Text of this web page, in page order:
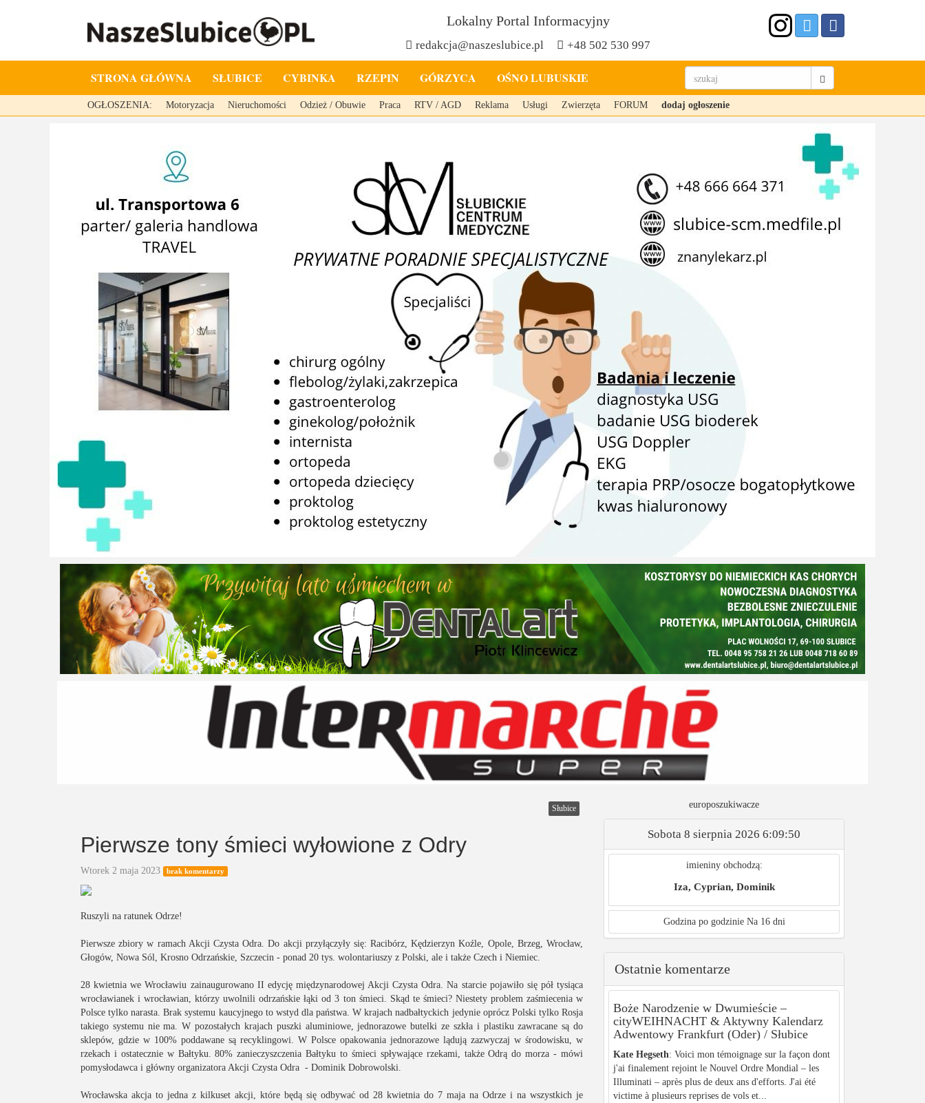
Lokalny Portal Informacyjny
redakcja@naszeslubice.pl +48 502 530 997
STRONA GŁÓWNA SŁUBICE CYBINKA RZEPIN GÓRZYCA OŚNO LUBUSKIE
OGŁOSZENIA: Motoryzacja Nieruchomości Odzież / Obuwie Praca RTV / AGD Reklama Usługi Zwierzęta FORUM dodaj ogłoszenie
Słubice
Pierwsze tony śmieci wyłowione z Odry
Wtorek 2 maja 2023 brak komentarzy
Ruszyli na ratunek Odrze!
Pierwsze zbiory w ramach Akcji Czysta Odra. Do akcji przyłączyły się: Racibórz, Kędzierzyn Koźle, Opole, Brzeg, Wrocław,
Głogów, Nowa Sól, Krosno Odrzańskie, Szczecin - ponad 20 tys. wolontariuszy z Polski, ale i także Czech i Niemiec.
28 kwietnia we Wrocławiu zainaugurowano II edycję międzynarodowej Akcji Czysta Odra. Na starcie pojawiło się pół tysiąca
wrocławianek i wrocławian, którzy uwolnili odrzańskie łąki od 3 ton śmieci. Skąd te śmieci? Niestety problem zaśmiecenia w
Polsce tylko narasta. Brak systemu kaucyjnego to wstyd dla państwa. W krajach nadbałtyckich jedynie oprócz Polski tylko Rosja
takiego systemu nie ma. W pozostałych krajach puszki aluminiowe, jednorazowe butelki ze szkła i plastiku zawracane są do
sklepów, gdzie w 100% poddawane są recyklingowi. W Polsce opakowania jednorazowe lądują zazwyczaj w środowisku, w
rzekach i ostatecznie w Bałtyku. 80% zanieczyszczenia Bałtyku to śmieci spływające rzekami, także Odrą do morza - mówi
pomysłodawca i główny organizatora Akcji Czysta Odra - Dominik Dobrowolski.
Wrocławska akcja to jedna z kilkuset akcji, które będą się odbywać od 28 kwietnia do 7 maja na Odrze i na wszystkich je
europoszukiwacze
Sobota 8 sierpnia 2026 6:09:51
imieniny obchodzą:
Iza, Cyprian, Dominik
Godzina po godzinie Na 16 dni
Ostatnie komentarze
Boże Narodzenie w Dwumieście –
cityWEIHNACHT & Aktywny Kalendarz
Adwentowy Frankfurt (Oder) / Słubice
Kate Hegseth: Voici mon témoignage sur la façon dont
j'ai finalement rejoint le Nouvel Ordre Mondial – les
Illuminati – après plus de deux ans d'efforts. J'ai été
victime à plusieurs reprises de vols et...